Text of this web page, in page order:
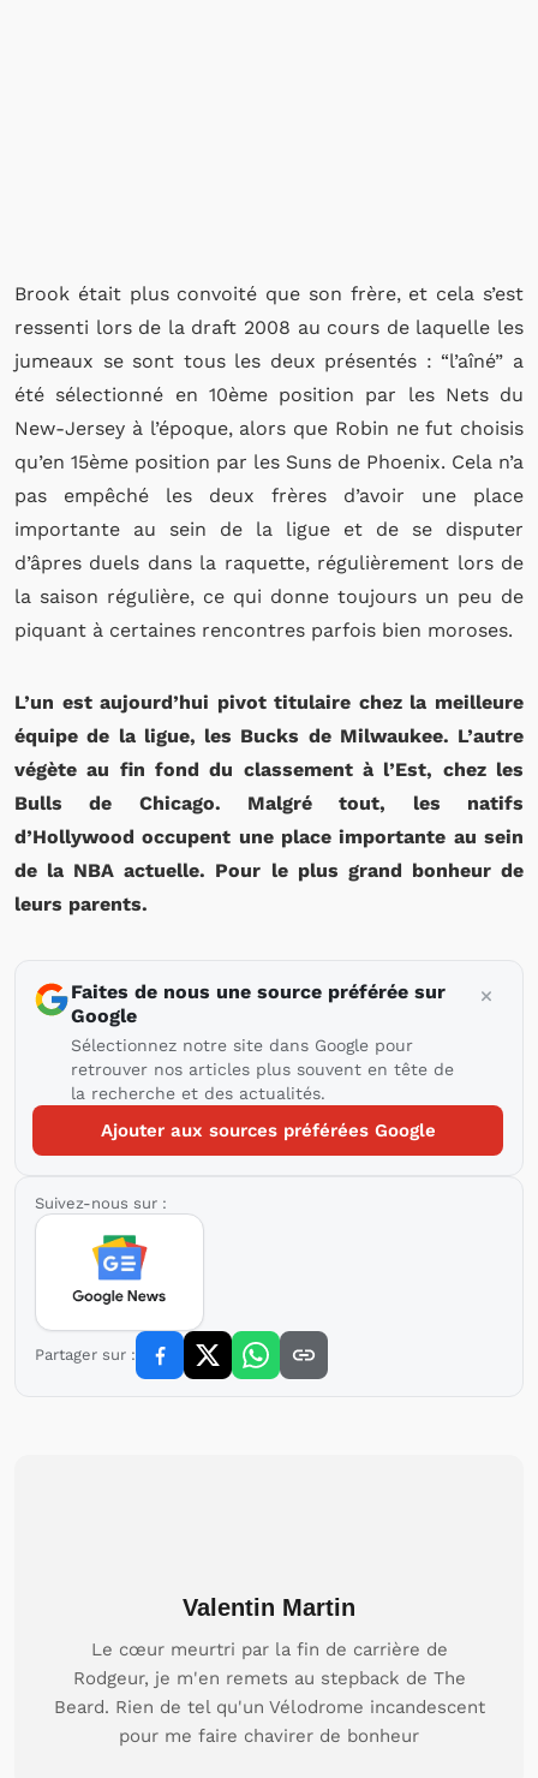
Brook était plus convoité que son frère, et cela s’est
ressenti lors de la draft 2008 au cours de laquelle les
jumeaux se sont tous les deux présentés : “l’aîné” a
été sélectionné en 10ème position par les Nets du
New-Jersey à l’époque, alors que Robin ne fut choisis
qu’en 15ème position par les Suns de Phoenix. Cela n’a
pas empêché les deux frères d’avoir une place
importante au sein de la ligue et de se disputer
d’âpres duels dans la raquette, régulièrement lors de
la saison régulière, ce qui donne toujours un peu de
piquant à certaines rencontres parfois bien moroses.
L’un est aujourd’hui pivot titulaire chez la meilleure
équipe de la ligue, les Bucks de Milwaukee. L’autre
végète au fin fond du classement à l’Est, chez les
Bulls de Chicago. Malgré tout, les natifs
d’Hollywood occupent une place importante au sein
de la NBA actuelle. Pour le plus grand bonheur de
leurs parents.
Faites de nous une source préférée sur
Google
Sélectionnez notre site dans Google pour
retrouver nos articles plus souvent en tête de
la recherche et des actualités.
Ajouter aux sources préférées Google
Suivez-nous sur :
Partager sur :
Valentin Martin
Le cœur meurtri par la fin de carrière de
Rodgeur, je m'en remets au stepback de The
Beard. Rien de tel qu'un Vélodrome incandescent
pour me faire chavirer de bonheur